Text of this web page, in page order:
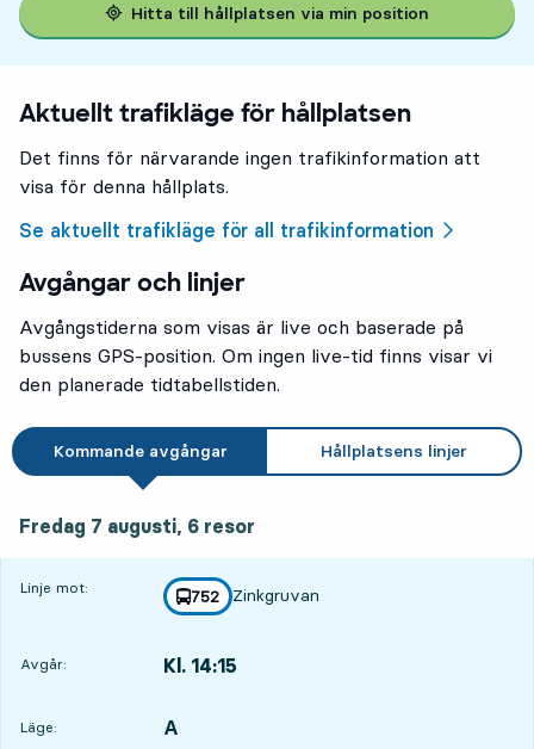
Hitta till hållplatsen via min position
Aktuellt trafikläge för hållplatsen
Det finns för närvarande ingen trafikinformation att
visa för denna hållplats.
Se aktuellt trafikläge för all trafikinformation
Avgångar och linjer
Avgångstiderna som visas är live och baserade på
bussens GPS-position. Om ingen live-tid finns visar vi
den planerade tidtabellstiden.
Kommande avgångar Hållplatsens linjer
Fredag 7 augusti, 6 resor
Linje mot: linje
752
mot
Zinkgruvan
,
Avgår: Kl. 14:15
Läge:
LÄGE, A
,